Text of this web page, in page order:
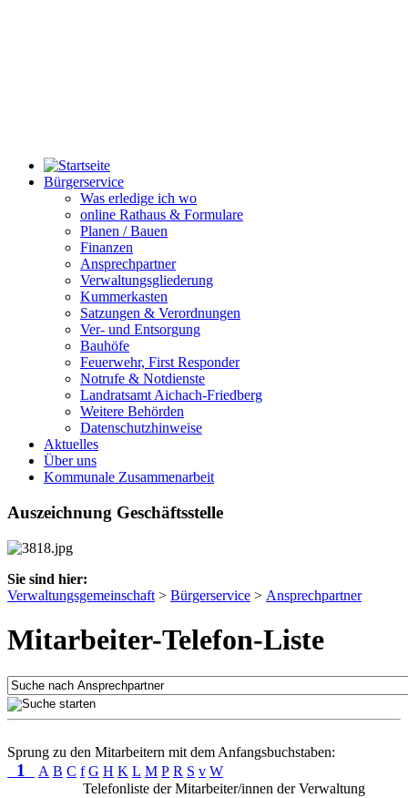
Bürgerservice
Was erledige ich wo
online Rathaus & Formulare
Planen / Bauen
Finanzen
Ansprechpartner
Verwaltungsgliederung
Kummerkasten
Satzungen & Verordnungen
Ver- und Entsorgung
Bauhöfe
Feuerwehr, First Responder
Notrufe & Notdienste
Landratsamt Aichach-Friedberg
Weitere Behörden
Datenschutzhinweise
Aktuelles
Über uns
Kommunale Zusammenarbeit
Auszeichnung Geschäftsstelle
Sie sind hier:
Verwaltungsgemeinschaft > Bürgerservice > Ansprechpartner
Mitarbeiter-Telefon-Liste
Sprung zu den Mitarbeitern mit dem Anfangsbuchstaben:
1 A B C f G H K L M P R S v W
Telefonliste der Mitarbeiter/innen der Verwaltung